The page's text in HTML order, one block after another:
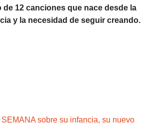
de 12 canciones que nace desde la
y la necesidad de seguir creando.
sobre su infancia, su nuevo